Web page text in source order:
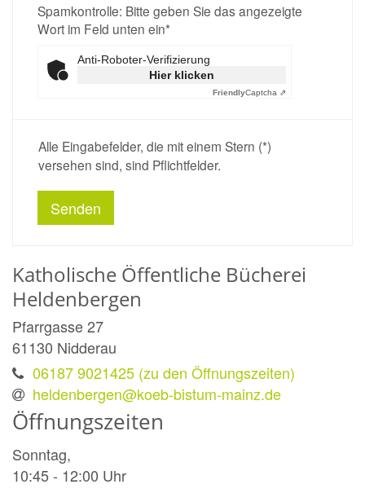
Spamkontrolle: Bitte geben Sie das angezeigte
Wort im Feld unten ein*
Anti-Roboter-Verifizierung
Hier klicken
FriendlyCaptcha ⇗
Alle Eingabefelder, die mit einem Stern (*)
versehen sind, sind Pflichtfelder.
Katholische Öffentliche Bücherei
Heldenbergen
Pfarrgasse 27
61130 Nidderau
06187 9021425 (zu den Öffnungszeiten)
heldenbergen@koeb-bistum-mainz.de
Öffnungszeiten
Sonntag,
10:45 - 12:00 Uhr